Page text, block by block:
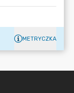
METRYCZKA